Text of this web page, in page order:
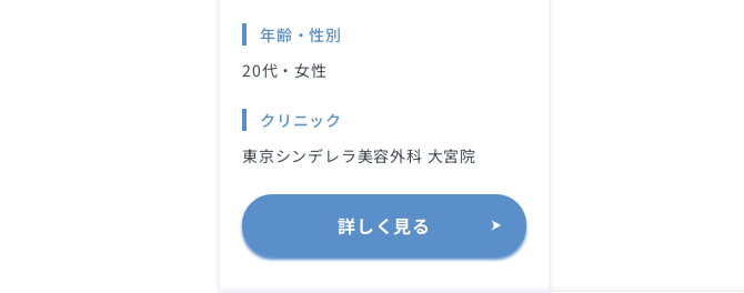
年齢・性別
20代・女性
クリニック
東京シンデレラ美容外科 大宮院
詳しく見る